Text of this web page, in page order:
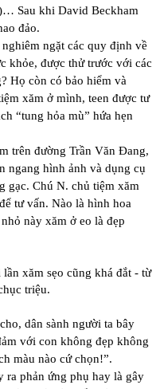
Sau khi David Beckham
đảo.
ngặt các quy định về
khỏe, được thử trước với các
Họ còn có bảo hiểm và
xăm ở mình, teen được tư
“tung hỏa mù” hứa hẹn
trên đường Trần Văn Đang,
ngang hình ảnh và dụng cụ
gạc. Chú N. chủ tiệm xăm
tư vấn. Nào là hình hoa
này xăm ở eo là đẹp
xăm sẹo cũng khá đắt - từ
triệu.
dân sành người ta bây
với con không đẹp không
màu nào cứ chọn!”.
ra phản ứng phụ hay là gây